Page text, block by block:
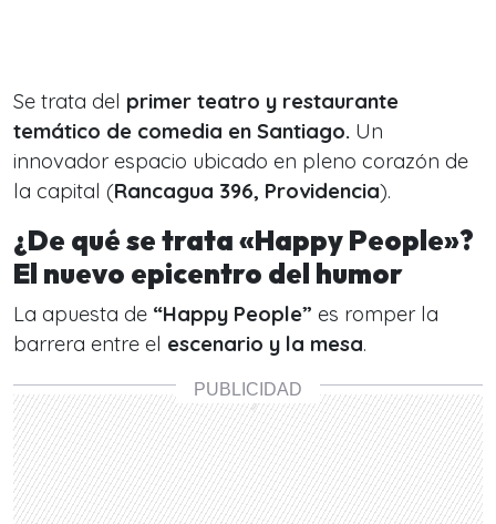
Se trata del primer teatro y restaurante
temático de comedia en Santiago. Un
innovador espacio ubicado en pleno corazón de
la capital (Rancagua 396, Providencia).
¿De qué se trata «Happy People»?
El nuevo epicentro del humor
La apuesta de “Happy People” es romper la
barrera entre el escenario y la mesa.